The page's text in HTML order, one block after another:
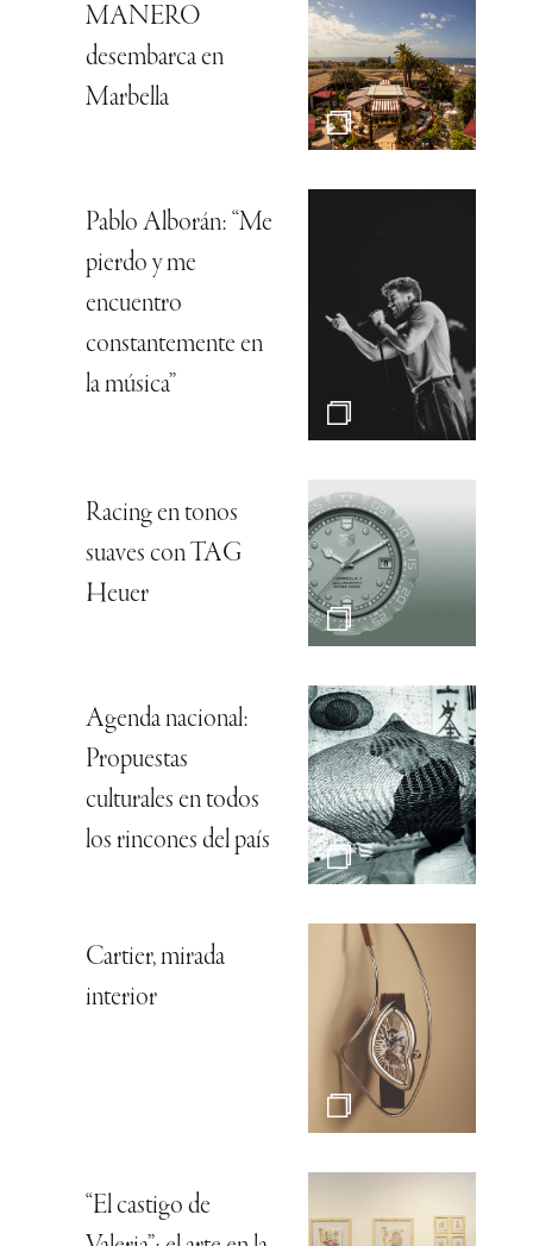
MANERO
desembarca en
Marbella
Pablo Alborán: “Me
pierdo y me
encuentro
constantemente en
la música”
Racing en tonos
suaves con TAG
Heuer
Agenda nacional:
Propuestas
culturales en todos
los rincones del país
Cartier, mirada
interior
“El castigo de